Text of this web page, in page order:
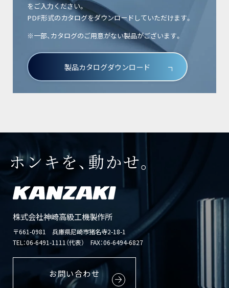
をご入力ください。
PDF形式のカタログをダウンロードしていただけます。
※一部、カタログのご用意がない製品がございます。
製品カタログダウンロード
株式会社神崎高級工機製作所
〒661-0981 兵庫県尼崎市猪名寺2-18-1
TEL：06-6491-1111（代表） FAX：06-6494-6827
お問い合わせ
ホンキを、動かせ。